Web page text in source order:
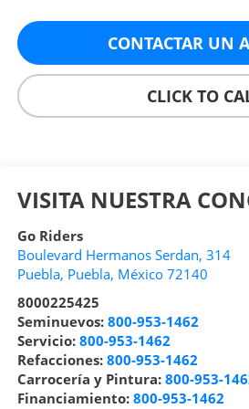
CONTACTAR UN
CLICK TO
VISITA NUESTRA
Go Riders
Boulevard Hermanos Serdan, 314
Puebla, Puebla, México 72140
8000225425
Seminuevos: 800-953-1462
Servicio: 800-953-1462
Refacciones: 800-953-1462
Carrocería y Pintura: 800-953-
Financiamiento: 800-953-1462